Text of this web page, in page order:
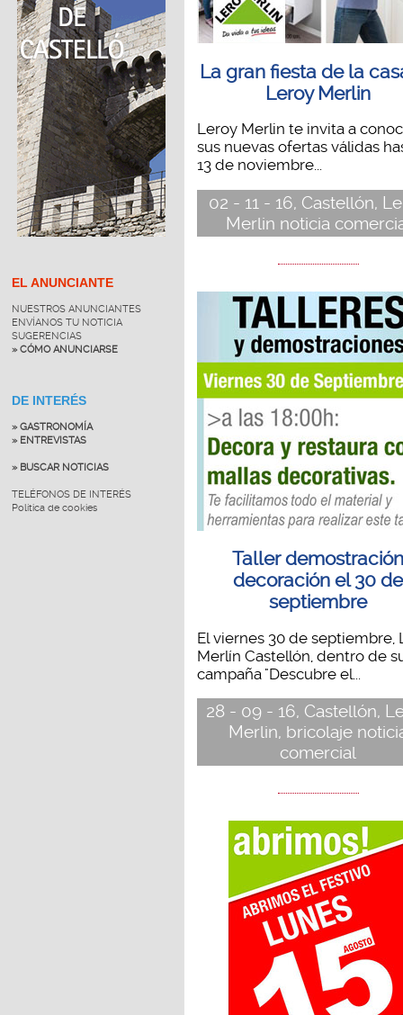
EL ANUNCIANTE
NUESTROS ANUNCIANTES
ENVÍANOS TU NOTICIA
SUGERENCIAS
» CÓMO ANUNCIARSE
DE INTERÉS
» GASTRONOMÍA
» ENTREVISTAS
» BUSCAR NOTICIAS
TELÉFONOS DE INTERÉS
Política de cookies
La gran fiesta de la
Leroy Merlin
Leroy Merlin te invita a
sus nuevas ofertas válidas
13 de noviembre...
02 - 11 - 16, Castellón,
Merlin noticia
Taller
decoración el 30 de
septiembre
El viernes 30 de septiembre,
Merlín Castellón, dentro de
campaña "Descubre el...
28 - 09 - 16, Castellón,
Merlin, bricolaje
comercial